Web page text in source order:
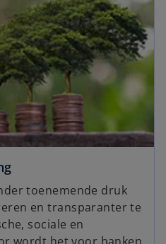
toenemende druk
en transparanter te
sociale en